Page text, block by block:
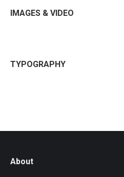
IMAGES & VIDEO
TYPOGRAPHY
About